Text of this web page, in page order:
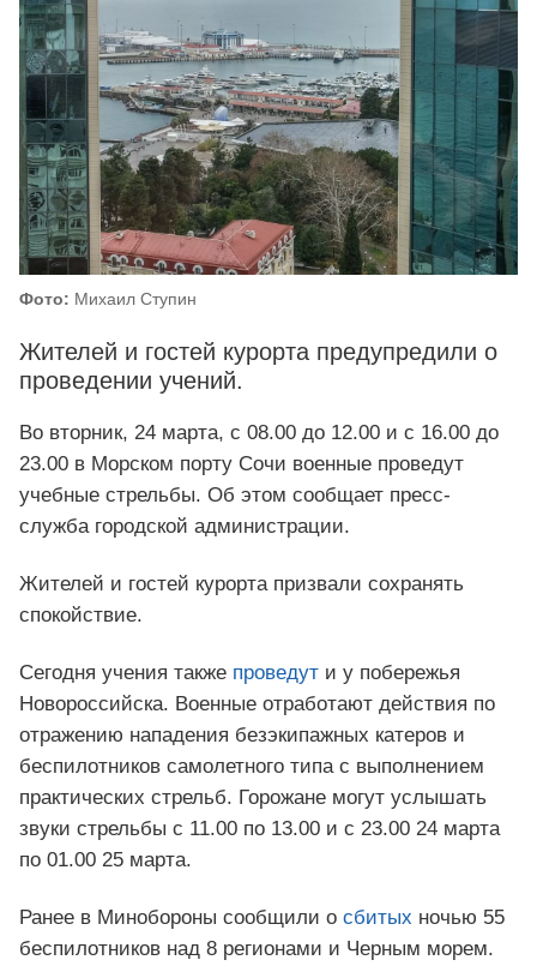
Фото: Михаил Ступин
Жителей и гостей курорта предупредили о
проведении учений.
Во вторник, 24 марта, с 08.00 до 12.00 и с 16.00 до
23.00 в Морском порту Сочи военные проведут
учебные стрельбы. Об этом сообщает пресс-
служба городской администрации.
Жителей и гостей курорта призвали сохранять
спокойствие.
Сегодня учения также проведут и у побережья
Новороссийска. Военные отработают действия по
отражению нападения безэкипажных катеров и
беспилотников самолетного типа с выполнением
практических стрельб. Горожане могут услышать
звуки стрельбы с 11.00 по 13.00 и с 23.00 24 марта
по 01.00 25 марта.
Ранее в Минобороны сообщили о сбитых ночью 55
беспилотников над 8 регионами и Черным морем.